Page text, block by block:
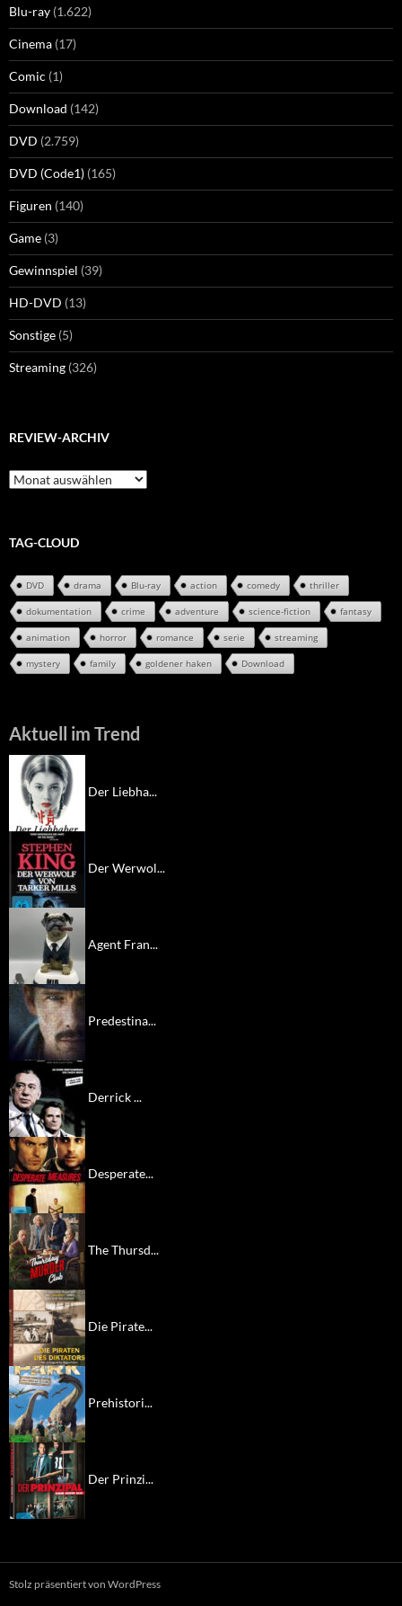
Blu-ray (1.622)
Cinema (17)
Comic (1)
Download (142)
DVD (2.759)
DVD (Code1) (165)
Figuren (140)
Game (3)
Gewinnspiel (39)
HD-DVD (13)
Sonstige (5)
Streaming (326)
REVIEW-ARCHIV
Review-
Archiv
TAG-CLOUD
DVD drama Blu-ray action comedy thriller
dokumentation crime adventure science-fiction fantasy
animation horror romance serie streaming
mystery family goldener haken Download
Aktuell im Trend
Der Liebha...
Der Werwol...
Agent Fran...
Predestina...
Derrick ...
Desperate...
The Thursd...
Die Pirate...
Prehistori...
Der Prinzi...
Stolz präsentiert von WordPress